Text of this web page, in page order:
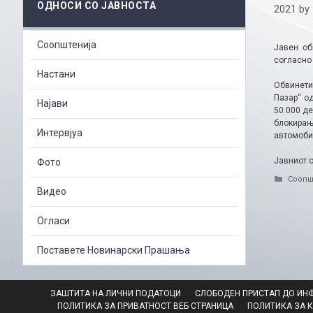
2021 by
Јавен
Пазар“
50.000
Јавниот
ОДНОСИ СО ЈАВНОСТА
Соопштенија
Настани
Најави
Интервјуа
Фото
Видео
Огласи
Поставете Новинарски Прашања
ЗАШТИТА НА ЛИЧНИ ПОДАТОЦИ СЛОБОДЕН ПРИСТАП ДО
ПОЛИТИКА ЗА ПРИВАТНОСТ ВЕБ СТРАНИЦА
ПОЛИТИКА ЗА